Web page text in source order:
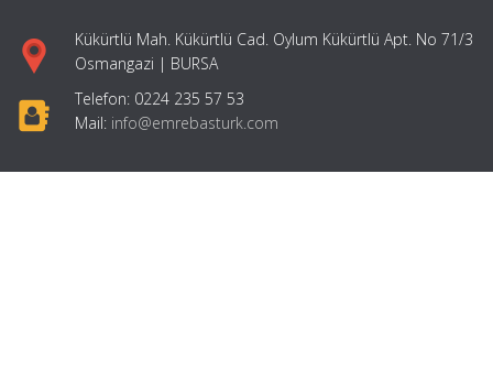
Kükürtlü Mah. Kükürtlü Cad. Oylum Kükürtlü Apt. No 71/3
Osmangazi | BURSA
Telefon: 0224 235 57 53
Mail: info@emrebasturk.com
Hızlı Menü